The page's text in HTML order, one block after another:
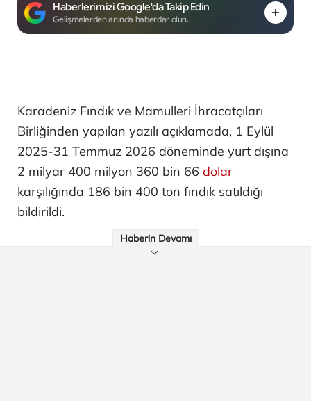
Haberlerimizi Google'da Takip Edin
Gelişmelerden anında haberdar olun.
Karadeniz Fındık ve Mamulleri İhracatçıları
Birliğinden yapılan yazılı açıklamada, 1 Eylül
2025-31 Temmuz 2026 döneminde yurt dışına
2 milyar 400 milyon 360 bin 66 dolar
karşılığında 186 bin 400 ton fındık satıldığı
bildirildi.
Haberin Devamı